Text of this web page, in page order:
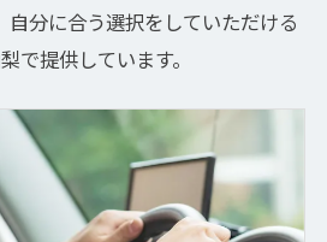
自分に合う選択をしていただける
で提供しています。